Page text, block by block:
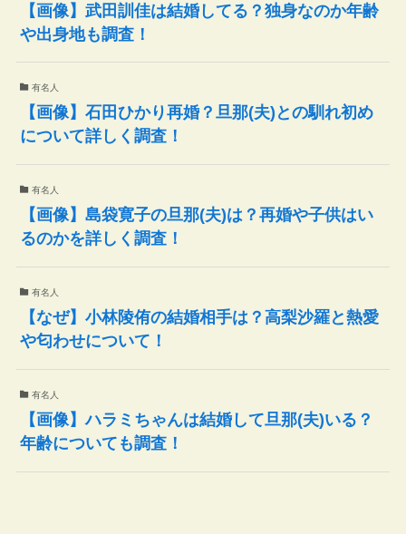
【画像】武田訓佳は結婚してる？独身なのか年齢
や出身地も調査！
有名人
【画像】石田ひかり再婚？旦那(夫)との馴れ初め
について詳しく調査！
有名人
【画像】島袋寛子の旦那(夫)は？再婚や子供はい
るのかを詳しく調査！
有名人
【なぜ】小林陵侑の結婚相手は？高梨沙羅と熱愛
や匂わせについて！
有名人
【画像】ハラミちゃんは結婚して旦那(夫)いる？
年齢についても調査！